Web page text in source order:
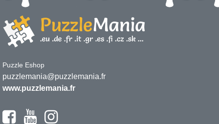
Puzzle Eshop
puzzlemania@puzzlemania.fr
www.puzzlemania.fr